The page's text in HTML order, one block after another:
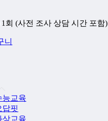
1회 (사전 조사 상담 시간 포함)
니
능교육
답핏
상교육